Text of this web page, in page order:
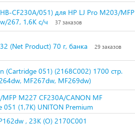
CF230A/051) для HP LJ Pro M203/MFP
267, 1,6K с/ч
37 заказов
(Net Product) 70 г, банка 29 заказов
(Cartridge 051) (2168C002) 1700 стр.
MF267dw, MF269dw)
M227 CF230A/CANON MF
(1,7K) UNITON Premium
, 23К (О) 2170C001